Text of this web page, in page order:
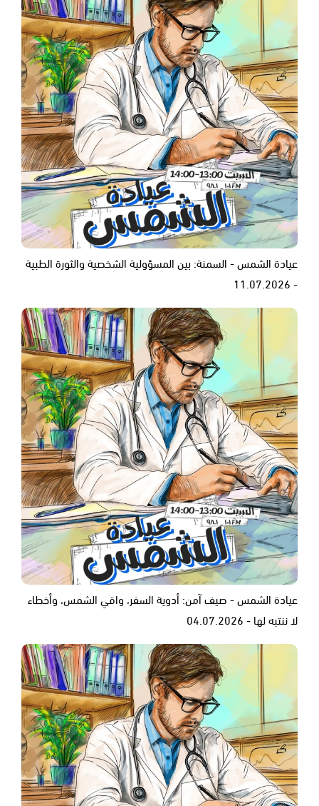
عيادة الشمس - السمنة: بين المسؤولية الشخصية والثورة الطبية
- 11.07.2026
عيادة الشمس - صيف آمن: أدوية السفر، واقي الشمس، وأخطاء
لا ننتبه لها - 04.07.2026